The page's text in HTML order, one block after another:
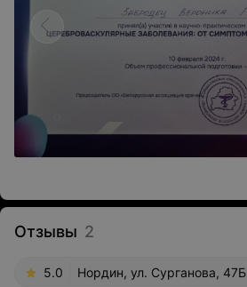
Отзывы 2
5.0 Нордин, ул. Сурганова, 47Б